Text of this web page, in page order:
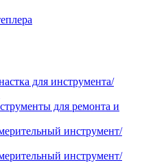
для инструмента/
для ремонта и
инструмент/
инструмент/